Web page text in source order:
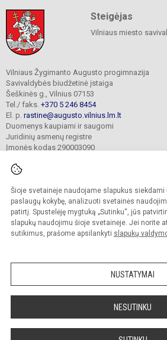
Šioje svetainėje naudojame slapukus
paslaugų kokybę, analizuoti svetainės
patirtį. Spustelėję mygtuką „Sutinku“, jūs
slapukų naudojimu šioje svetainėje. Jei norite
sutikimus, prašome apsilankyti slapukų
NUSTATYMAI
NESUTINKU
Steigėjas
Vilniaus miesto
Vilniaus Žygimanto Augusto progimnazija
Savivaldybės biudžetinė įstaiga
Šeškinės g., Vilnius 07153
Tel./ faks. +370 5 246 8454
El. p. rastine@augusto.vilnius.lm.lt
Duomenys kaupiami ir saugomi
Juridinių asmenų registre
Įmonės kodas 290003090
© 2021. Vilniaus Žygimanto Augusto
Kopijuoti turinį be raštiško mokyklos
Versija neįgaliesiems